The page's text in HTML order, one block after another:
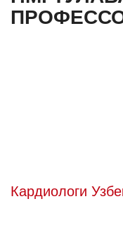
Кардиологи